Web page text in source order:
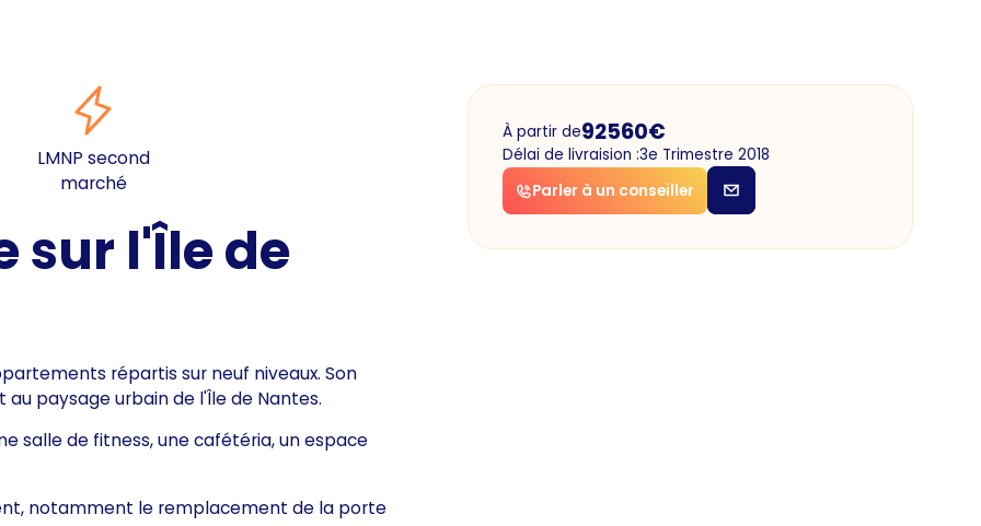
LMNP second
marché
sur l'Île de
répartis sur neuf niveaux. Son
paysage urbain de l'Île de Nantes.
salle de fitness, une cafétéria, un espace
notamment le remplacement de la porte
À partir de92560€
Délai de livraision :3e Trimestre 2018
Parler à un conseiller